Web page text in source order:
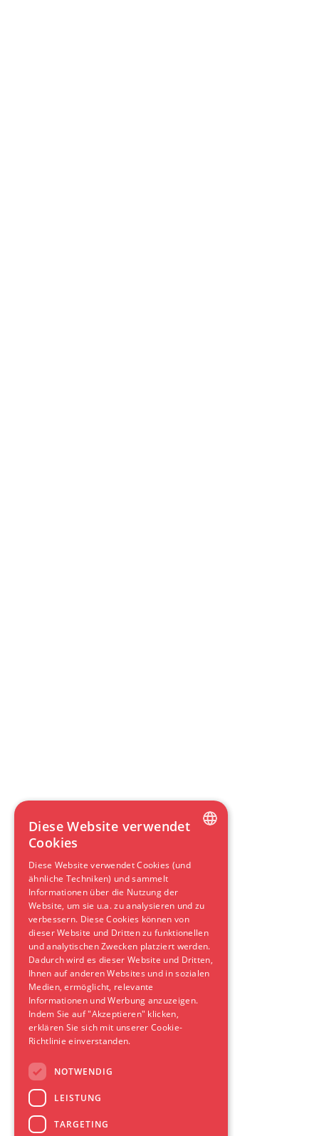
GERMAN
SPANISH
FRENCH
Diese Website verwendet
Cookies
Diese Website verwendet Cookies (und
ähnliche Techniken) und sammelt
Informationen über die Nutzung der
Website, um sie u.a. zu analysieren und zu
verbessern. Diese Cookies können von
dieser Website und Dritten zu funktionellen
und analytischen Zwecken platziert werden.
Dadurch wird es dieser Website und Dritten,
Ihnen auf anderen Websites und in sozialen
Medien, ermöglicht, relevante
Informationen und Werbung anzuzeigen.
Indem Sie auf "Akzeptieren" klicken,
erklären Sie sich mit unserer Cookie-
Richtlinie einverstanden.
NOTWENDIG
LEISTUNG
TARGETING